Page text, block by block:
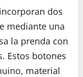
dos
mediante una
la prenda con
Estos botones
material